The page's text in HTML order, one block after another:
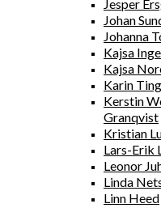
Jesper
Johan
Johanna
Kajsa
Kajsa
Karin
Kerstin
Granqvist
Kristian
Lars-Erik
Leonor
Linda
Linn Heed